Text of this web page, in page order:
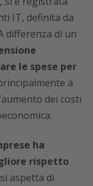
IT, definita da
differenza di un
le spese per
a
dei costi
ha
rispetto
aspetta di